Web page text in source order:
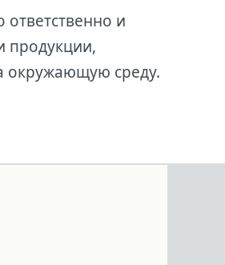
ответственно и
продукции,
окружающую среду.